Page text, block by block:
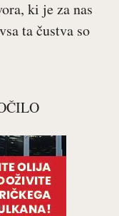
ki je za nas
ta čustva so